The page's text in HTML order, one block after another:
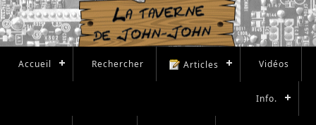
Accueil Rechercher Articles Vidéos
Info.